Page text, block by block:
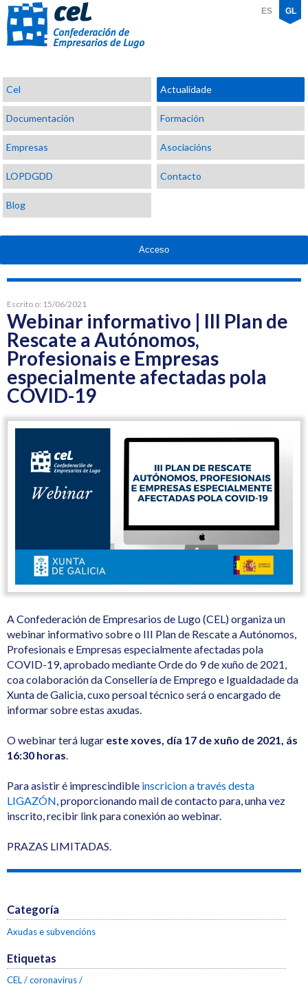
Confederación
de
Empresarios
de
Lugo
ES GL
Cel Actualidade
Documentación Formación
Empresas Asociacións
LOPDGDD Contacto
Blog
Acceso
Escrito o: 15/06/2021
Webinar informativo | III Plan de
Rescate a Autónomos,
Profesionais e Empresas
especialmente afectadas pola
COVID-19
A Confederación de Empresarios de Lugo (CEL) organiza un
webinar informativo sobre o III Plan de Rescate a Autónomos,
Profesionais e Empresas especialmente afectadas pola
COVID-19, aprobado mediante Orde do 9 de xuño de 2021,
coa colaboración da Consellería de Emprego e Igualdadade da
Xunta de Galicia, cuxo persoal técnico será o encargado de
informar sobre estas axudas.
O webinar terá lugar este xoves, día 17 de xuño de 2021, ás
16:30 horas.
Para asistir é imprescindible inscricion a través desta
LIGAZÓN, proporcionando mail de contacto para, unha vez
inscrito, recibir link para conexión ao webinar.
PRAZAS LIMITADAS.
Categoría
Axudas e subvencións
Etiquetas
CEL coronavirus